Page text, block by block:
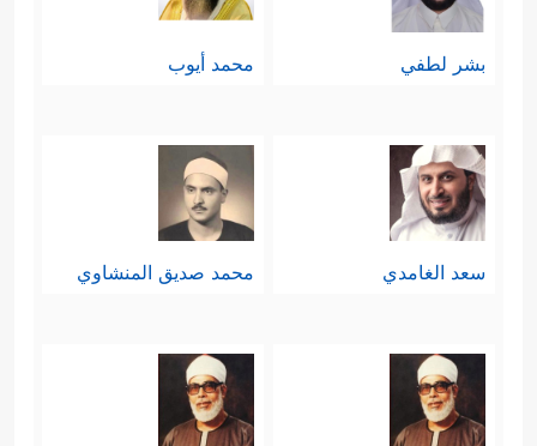
بشر لطفي محمد أيوب
سعد الغامدي محمد صديق المنشاوي